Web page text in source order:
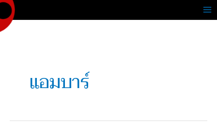
Skip
to
content
แอมบาร์